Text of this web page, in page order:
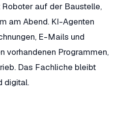
auf der Baustelle,
am Abend. KI-Agenten
E-Mails und
vorhandenen Programmen,
Das Fachliche bleibt
digital.